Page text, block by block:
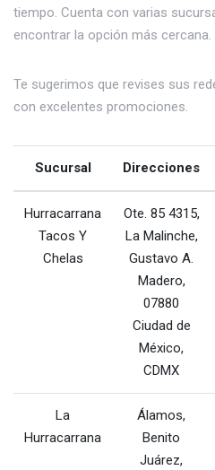
tiempo. Cuenta con varias
encontrar la opción más cercana.
Te sugerimos que revises sus
con excelentes promociones.
Sucursal Direcciones
Hurracarrana
Tacos Y
Chelas
Ote. 85 4315,
La Malinche,
Gustavo A.
Madero,
07880
Ciudad de
México,
CDMX
La
Hurracarrana
Álamos,
Benito
Juárez,